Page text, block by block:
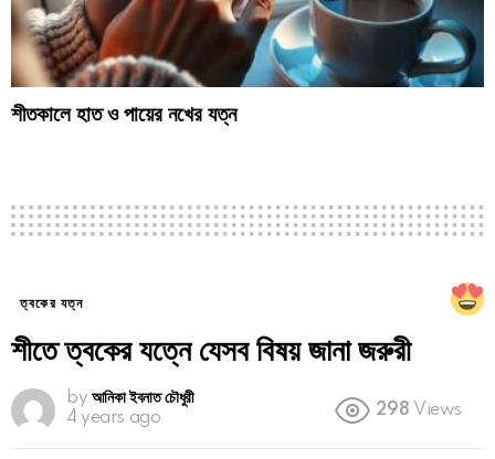
শীতকালে হাত ও পায়ের নখের যত্ন
ত্বকের যত্ন
শীতে ত্বকের যত্নে যেসব বিষয় জানা জরুরী
by আনিকা ইবনাত চৌধুরী
4 years ago
298 Views